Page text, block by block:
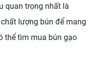
quan trọng nhất là
lượng bún để mang
thể tìm mua bún gạo